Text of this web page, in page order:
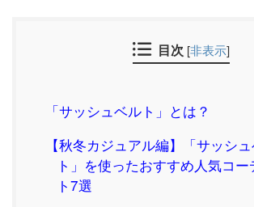
目次 [非表示]
「サッシュベルト」とは？
【秋冬カジュアル編】「サッシ
ト」を使ったおすすめ人気コ
ト7選